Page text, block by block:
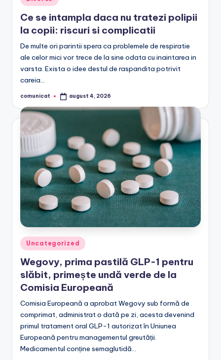
in
Ce se intampla daca nu tratezi polipii
la copii: riscuri si complicatii
De multe ori parintii spera ca problemele de respiratie
ale celor mici vor trece de la sine odata cu inaintarea in
varsta. Exista o idee destul de raspandita potrivit
careia…
Posted
comunicat august 4, 2026
Posted
in
Uncategorized
Wegovy, prima pastilă GLP-1 pentru
slăbit, primește undă verde de la
Comisia Europeană
Comisia Europeană a aprobat Wegovy sub formă de
comprimat, administrat o dată pe zi, acesta devenind
primul tratament oral GLP-1 autorizat în Uniunea
Europeană pentru managementul greutății.
Medicamentul conține semaglutidă…